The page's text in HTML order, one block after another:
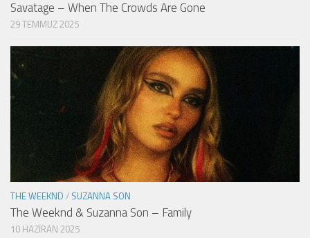
Savatage – When The Crowds Are Gone
29 TEMMUZ 2025
THE WEEKND / SUZANNA SON
The Weeknd & Suzanna Son – Family
10 HAZIRAN 2025